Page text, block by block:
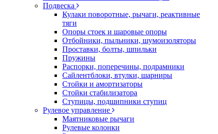
Подвеска
Кулаки поворотные, рычаги, реактивные
тяги
Опоры стоек и шаровые опоры
Отбойники, пыльники, шумоизоляторы
Проставки, болты, шпильки
Пружины
Распорки, поперечины, подрамники
Сайлентблоки, втулки, шарниры
Стойки и амортизаторы
Стойки стабилизатора
Ступицы, подшипники ступиц
Рулевое управление
Маятниковые рычаги
Рулевые колонки